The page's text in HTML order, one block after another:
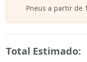
Pneus a partir de
Total Estimado: